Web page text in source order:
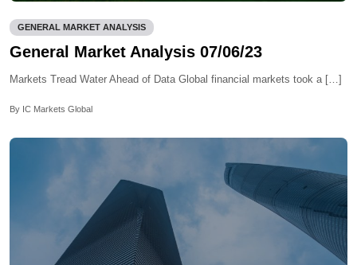
GENERAL MARKET ANALYSIS
General Market Analysis 07/06/23
Markets Tread Water Ahead of Data Global financial markets took a […]
By IC Markets Global